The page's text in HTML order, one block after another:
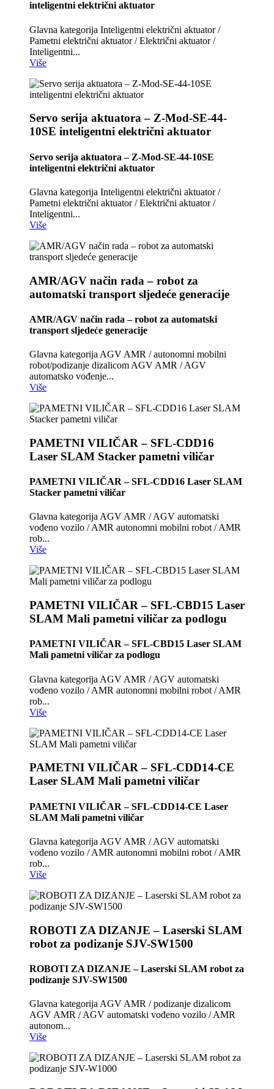
inteligentni električni aktuator
Glavna kategorija Inteligentni električni aktuator /
Pametni električni aktuator / Električni aktuator /
Inteligentni...
Više
Servo serija aktuatora – Z-Mod-SE-44-
10SE inteligentni električni aktuator
Servo serija aktuatora – Z-Mod-SE-44-10SE
inteligentni električni aktuator
Glavna kategorija Inteligentni električni aktuator /
Pametni električni aktuator / Električni aktuator /
Inteligentni...
Više
AMR/AGV način rada – robot za
automatski transport sljedeće generacije
AMR/AGV način rada – robot za automatski
transport sljedeće generacije
Glavna kategorija AGV AMR / autonomni mobilni
robot/podizanje dizalicom AGV AMR / AGV
automatsko vođenje...
Više
PAMETNI VILIČAR – SFL-CDD16
Laser SLAM Stacker pametni viličar
PAMETNI VILIČAR – SFL-CDD16 Laser SLAM
Stacker pametni viličar
Glavna kategorija AGV AMR / AGV automatski
vođeno vozilo / AMR autonomni mobilni robot / AMR
rob...
Više
PAMETNI VILIČAR – SFL-CBD15 Laser
SLAM Mali pametni viličar za podlogu
PAMETNI VILIČAR – SFL-CBD15 Laser SLAM
Mali pametni viličar za podlogu
Glavna kategorija AGV AMR / AGV automatski
vođeno vozilo / AMR autonomni mobilni robot / AMR
rob...
Više
PAMETNI VILIČAR – SFL-CDD14-CE
Laser SLAM Mali pametni viličar
PAMETNI VILIČAR – SFL-CDD14-CE Laser
SLAM Mali pametni viličar
Glavna kategorija AGV AMR / AGV automatski
vođeno vozilo / AMR autonomni mobilni robot / AMR
rob...
Više
ROBOTI ZA DIZANJE – Laserski SLAM
robot za podizanje SJV-SW1500
ROBOTI ZA DIZANJE – Laserski SLAM robot za
podizanje SJV-SW1500
Glavna kategorija AGV AMR / podizanje dizalicom
AGV AMR / AGV automatski vođeno vozilo / AMR
autonom...
Više